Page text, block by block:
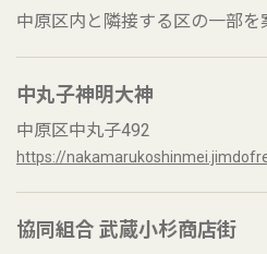
中原区内と隣接する区の一部を
中丸子神明大神
中原区中丸子492
https://
協同組合 武蔵小杉商店街